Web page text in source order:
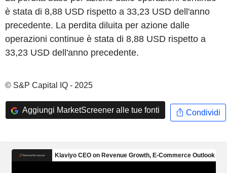
è stata di 8,88 USD rispetto a 33,23 USD dell'anno
precedente. La perdita diluita per azione dalle
operazioni continue è stata di 8,88 USD rispetto a
33,23 USD dell'anno precedente.
© S&P Capital IQ - 2025
Aggiungi MarketScreener alle tue fonti Condividi